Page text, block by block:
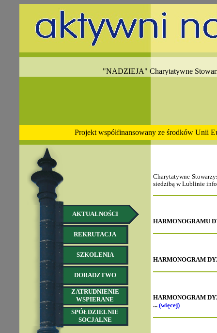
"NADZIEJA" Charytatywne
Projekt współfinansowany ze środków Unii
AKTUALNOŚCI
REKRUTACJA
SZKOLENIA
DORADZTWO
ZATRUDNIENIE
WSPIERANE
SPÓŁDZIELNIE
SOCJALNE
Charytatywne
siedzibą w Lublinie
HARMONOGRAMU
HARMONOGRAM
HARMONOGRAM
... (więcej)